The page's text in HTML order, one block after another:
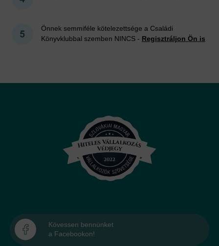
Önnek semmiféle kötelezettsége a Családi
Könyvklubbal szemben NINCS - Regisztráljon Ön is
Kövessen bennünket
a Facebookon!